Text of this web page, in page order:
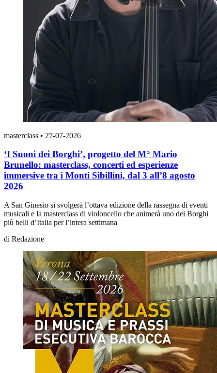
masterclass • 27-07-2026
‘I Suoni dei Borghi’, progetto del M° Mario
Brunello: masterclass, concerti ed esperienze
immersive tra i Monti Sibillini, dal 3 all’8 agosto
2026
A San Ginesio si svolgerà l’ottava edizione della rassegna di eventi
musicali e la masterclass di violoncello che animerà uno dei Borghi
più belli d’Italia per l’intera settimana
di Redazione